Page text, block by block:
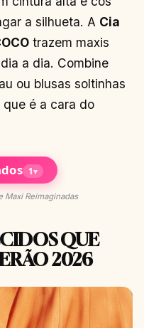
a silhueta. A Cia
trazem maxis
a dia. Combine
ou blusas soltinhas
é a cara do
1▾
Maxi Reimaginadas
QUE
2026